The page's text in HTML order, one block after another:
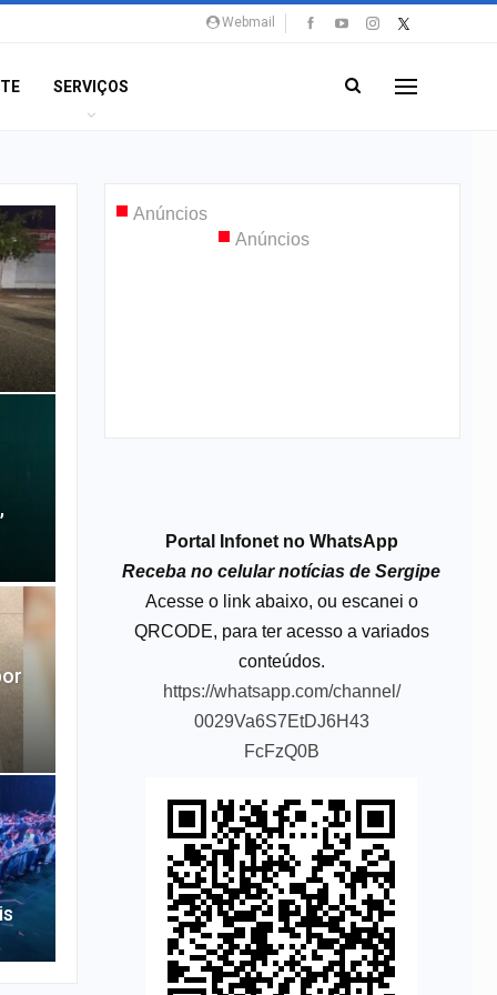
Webmail
SERVIÇOS
Portal Infonet no WhatsApp
Receba no celular notícias de Sergipe
Acesse o link abaixo, ou escanei o
QRCODE, para ter acesso a variados
conteúdos.
https://whatsapp.com/channel/
0029Va6S7EtDJ6H43
FcFzQ0B